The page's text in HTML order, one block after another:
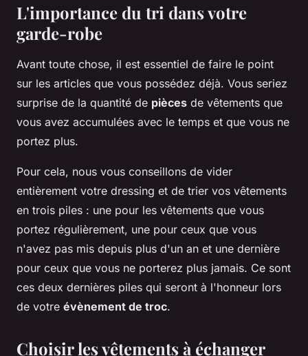
L'importance du tri dans votre
garde-robe
Avant toute chose, il est essentiel de faire le point
sur les articles que vous possédez déjà. Vous seriez
surprise de la quantité de pièces de vêtements que
vous avez accumulées avec le temps et que vous ne
portez plus.
Pour cela, nous vous conseillons de vider
entièrement votre dressing et de trier vos vêtements
en trois piles : une pour les vêtements que vous
portez régulièrement, une pour ceux que vous
n'avez pas mis depuis plus d'un an et une dernière
pour ceux que vous ne porterez plus jamais. Ce sont
ces deux dernières piles qui seront à l'honneur lors
de votre évènement de troc.
Choisir les vêtements à échanger